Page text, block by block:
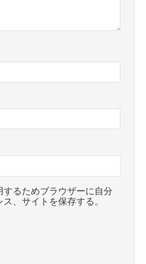
するためブラウザーに自分
、サイトを保存する。